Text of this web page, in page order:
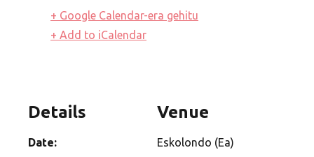
+ Google Calendar-era gehitu
+ Add to iCalendar
Details
Date:
Venue
Eskolondo (Ea)